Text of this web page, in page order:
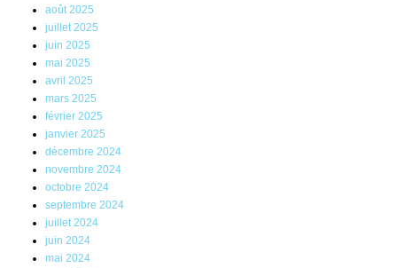
août 2025
juillet 2025
juin 2025
mai 2025
avril 2025
mars 2025
février 2025
janvier 2025
décembre 2024
novembre 2024
octobre 2024
septembre 2024
juillet 2024
juin 2024
mai 2024